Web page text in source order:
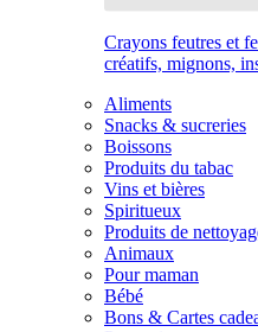
Crayons feutres et
créatifs, mignons,
Aliments
Snacks & sucreries
Boissons
Produits du tabac
Vins et bières
Spiritueux
Produits de
Animaux
Pour maman
Bébé
Bons & Cartes